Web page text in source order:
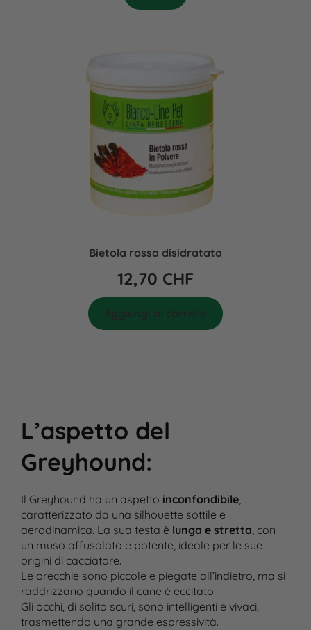
Bietola rossa disidratata
12,70 CHF
L’aspetto del
Greyhound:
Il Greyhound ha un aspetto inconfondibile,
caratterizzato da una silhouette sottile e
aerodinamica. La sua testa è lunga e stretta, con
un muso affusolato e potente, ideale per le sue
origini di cacciatore.
Le orecchie sono piccole e piegate all’indietro, ma si
raddrizzano quando il cane è eccitato.
Gli occhi, di solito scuri, sono intelligenti e vivaci,
trasmettendo una grande espressività​.